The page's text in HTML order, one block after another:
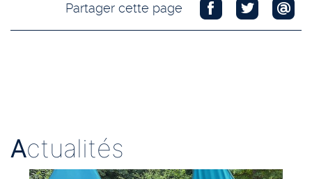
Partager cette page
Actualités